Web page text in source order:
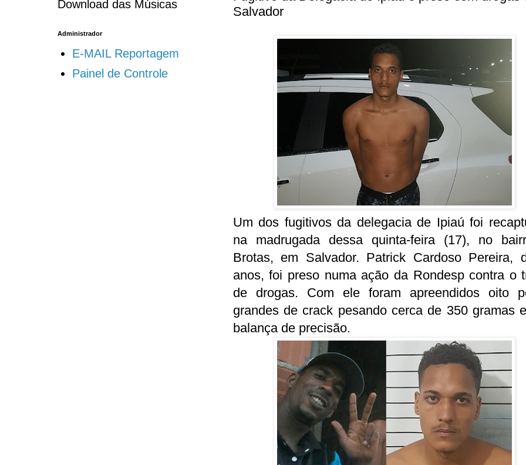
Salvador
Um dos fugitivos da delegacia de Ipiaú foi
na madrugada dessa quinta-feira (17), no
Brotas, em Salvador. Patrick Cardoso Pereira,
anos, foi preso numa ação da Rondesp contra o
de drogas. Com ele foram apreendidos oito
grandes de crack pesando cerca de 350 gramas
balança de precisão.
Download das Músicas
Administrador
E-MAIL Reportagem
Painel de Controle